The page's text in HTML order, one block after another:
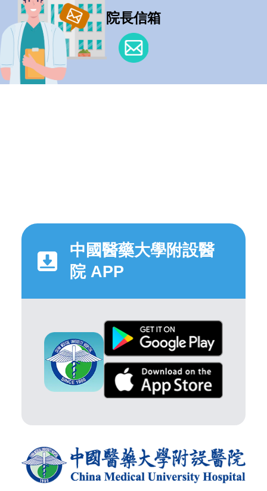
院長信箱
中國醫藥大學附設醫
院 APP